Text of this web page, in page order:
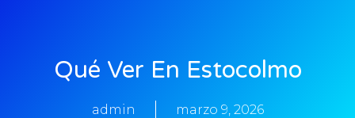
Qué Ver En Estocolmo
admin marzo 9, 2026